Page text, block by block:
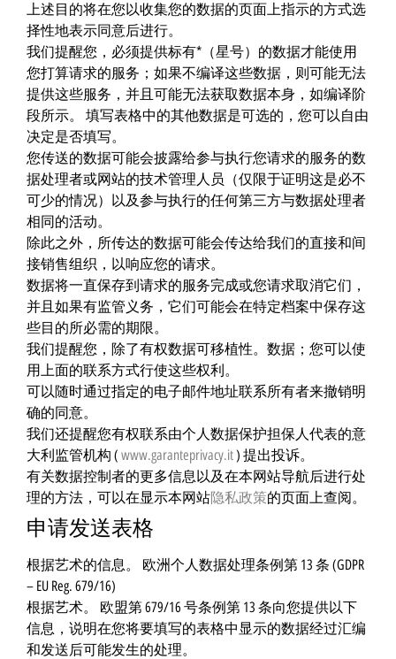
上述目的将在您以收集您的数据的页面上指示的方式选
择性地表示同意后进行。
我们提醒您，必须提供标有*（星号）的数据才能使用
您打算请求的服务；如果不编译这些数据，则可能无法
提供这些服务，并且可能无法获取数据本身，如编译阶
段所示。 填写表格中的其他数据是可选的，您可以自由
决定是否填写。
您传送的数据可能会披露给参与执行您请求的服务的数
据处理者或网站的技术管理人员（仅限于证明这是必不
可少的情况）以及参与执行的任何第三方与数据处理者
相同的活动。
除此之外，所传达的数据可能会传达给我们的直接和间
接销售组织，以响应您的请求。
数据将一直保存到请求的服务完成或您请求取消它们，
并且如果有监管义务，它们可能会在特定档案中保存这
些目的所必需的期限。
我们提醒您，除了有权数据可移植性。数据；您可以使
用上面的联系方式行使这些权利。
可以随时通过指定的电子邮件地址联系所有者来撤销明
确的同意。
我们还提醒您有权联系由个人数据保护担保人代表的意
大利监管机构 ( www.garanteprivacy.it) 提出投诉。
有关数据控制者的更多信息以及在本网站导航后进行处
理的方法，可以在显示本网站隐私政策的页面上查阅。
申请发送表格
根据艺术的信息。 欧洲个人数据处理条例第 13 条 (GDPR
– EU Reg. 679/16)
根据艺术。 欧盟第 679/16 号条例第 13 条向您提供以下
信息，说明在您将要填写的表格中显示的数据经过汇编
和发送后可能发生的处理。